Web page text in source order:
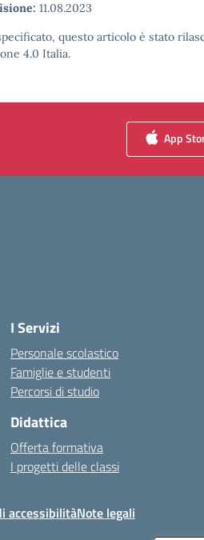
11.08.2023
questo articolo è stato
4.0 Italia.
App
I Servizi
Personale scolastico
Famiglie e studenti
Percorsi di studio
Didattica
Offerta formativa
I progetti delle classi
accessibilitàNote legali